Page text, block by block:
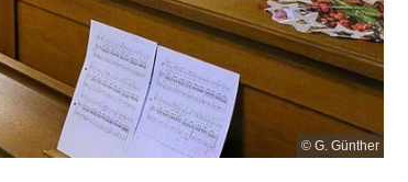
© G. Günther